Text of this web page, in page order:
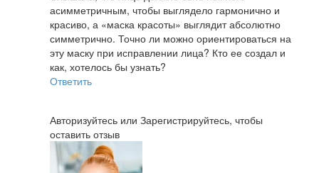
асимметричным, чтобы выглядело гармонично и
красиво, а «маска красоты» выглядит абсолютно
симметрично. Точно ли можно ориентироваться на
эту маску при исправлении лица? Кто ее создал и
как, хотелось бы узнать?
Ответить
Авторизуйтесь или Зарегистрируйтесь, чтобы
оставить отзыв